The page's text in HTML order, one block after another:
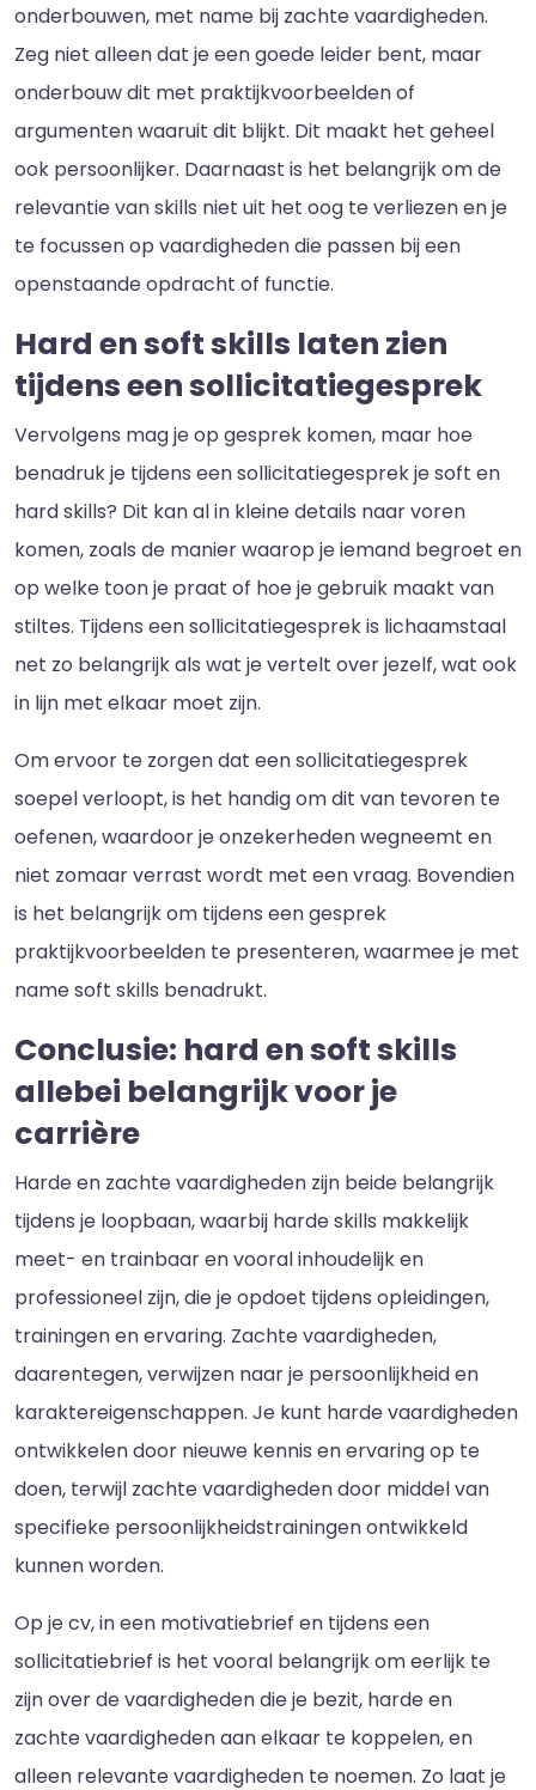
onderbouwen, met name bij zachte vaardigheden.
Zeg niet alleen dat je een goede leider bent, maar
onderbouw dit met praktijkvoorbeelden of
argumenten waaruit dit blijkt. Dit maakt het geheel
ook persoonlijker. Daarnaast is het belangrijk om de
relevantie van skills niet uit het oog te verliezen en je
te focussen op vaardigheden die passen bij een
openstaande opdracht of functie.
Hard en soft skills laten zien
tijdens een sollicitatiegesprek
Vervolgens mag je op gesprek komen, maar hoe
benadruk je tijdens een sollicitatiegesprek je soft en
hard skills? Dit kan al in kleine details naar voren
komen, zoals de manier waarop je iemand begroet en
op welke toon je praat of hoe je gebruik maakt van
stiltes. Tijdens een sollicitatiegesprek is lichaamstaal
net zo belangrijk als wat je vertelt over jezelf, wat ook
in lijn met elkaar moet zijn.
Om ervoor te zorgen dat een sollicitatiegesprek
soepel verloopt, is het handig om dit van tevoren te
oefenen, waardoor je onzekerheden wegneemt en
niet zomaar verrast wordt met een vraag. Bovendien
is het belangrijk om tijdens een gesprek
praktijkvoorbeelden te presenteren, waarmee je met
name soft skills benadrukt.
Conclusie: hard en soft skills
allebei belangrijk voor je
carrière
Harde en zachte vaardigheden zijn beide belangrijk
tijdens je loopbaan, waarbij harde skills makkelijk
meet- en trainbaar en vooral inhoudelijk en
professioneel zijn, die je opdoet tijdens opleidingen,
trainingen en ervaring. Zachte vaardigheden,
daarentegen, verwijzen naar je persoonlijkheid en
karaktereigenschappen. Je kunt harde vaardigheden
ontwikkelen door nieuwe kennis en ervaring op te
doen, terwijl zachte vaardigheden door middel van
specifieke persoonlijkheidstrainingen ontwikkeld
kunnen worden.
Op je cv, in een motivatiebrief en tijdens een
sollicitatiebrief is het vooral belangrijk om eerlijk te
zijn over de vaardigheden die je bezit, harde en
zachte vaardigheden aan elkaar te koppelen, en
alleen relevante vaardigheden te noemen. Zo laat je